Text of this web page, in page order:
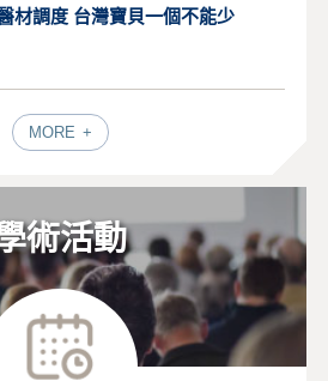
材調度 台灣寶貝一個不能少
MORE
術活動